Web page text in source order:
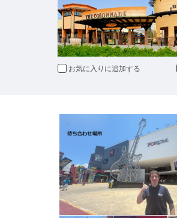
お気に入りに追加